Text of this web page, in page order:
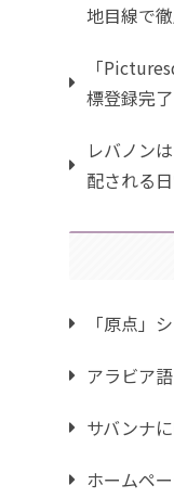
地目線で
「
標登録完
レバノン
配される
「原点」
アラビア
サバンナ
ホームペ